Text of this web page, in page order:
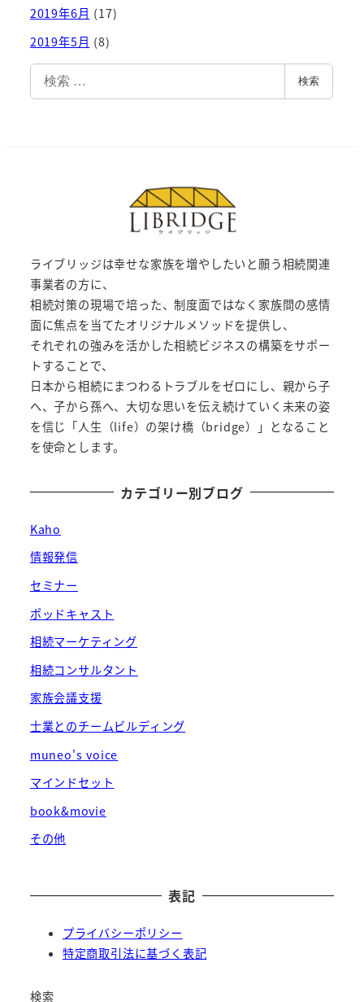
2019年6月 (17)
2019年5月 (8)
検
索
検索
ライブリッジは幸せな家族を増やしたいと願う相続関連
事業者の方に、
相続対策の現場で培った、制度面ではなく家族間の感情
面に焦点を当てたオリジナルメソッドを提供し、
それぞれの強みを活かした相続ビジネスの構築をサポー
トすることで、
日本から相続にまつわるトラブルをゼロにし、親から子
へ、子から孫へ、大切な思いを伝え続けていく未来の姿
を信じ「人生（life）の架け橋（bridge）」となること
を使命とします。
カテゴリー別ブログ
Kaho
情報発信
セミナー
ポッドキャスト
相続マーケティング
相続コンサルタント
家族会議支援
士業とのチームビルディング
muneo's voice
マインドセット
book&movie
その他
表記
プライバシーポリシー
特定商取引法に基づく表記
検索